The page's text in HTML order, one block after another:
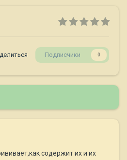
Подписчики 0
содержит их и их